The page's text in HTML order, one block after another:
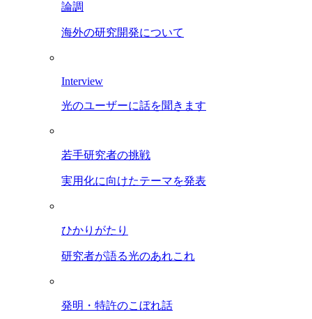
論調
海外の研究開発について
Interview
光のユーザーに話を聞きます
若手研究者の挑戦
実用化に向けたテーマを発表
ひかりがたり
研究者が語る光のあれこれ
発明・特許のこぼれ話